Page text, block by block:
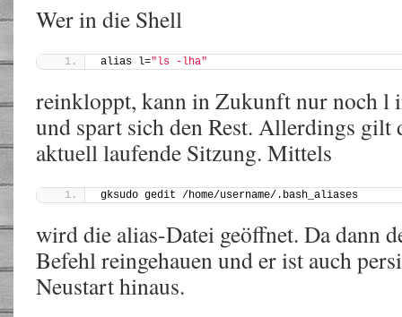
Wer in die Shell
alias l="ls -lha"
reinkloppt, kann in Zukunft nur noch l
und spart sich den Rest. Allerdings gilt
aktuell laufende Sitzung. Mittels
gksudo gedit /home/username/.bash_aliases
wird die alias-Datei geöffnet. Da dann
Befehl reingehauen und er ist auch
Neustart hinaus.